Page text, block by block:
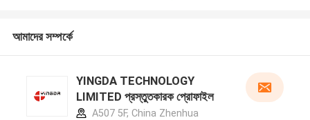
আমাদের সম্পর্কে
YINGDA TECHNOLOGY
LIMITED প্রস্তুতকারক প্রোফাইল
A507 5F, China Zhenhua